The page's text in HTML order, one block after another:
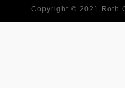
Copyright © 2021 Roth